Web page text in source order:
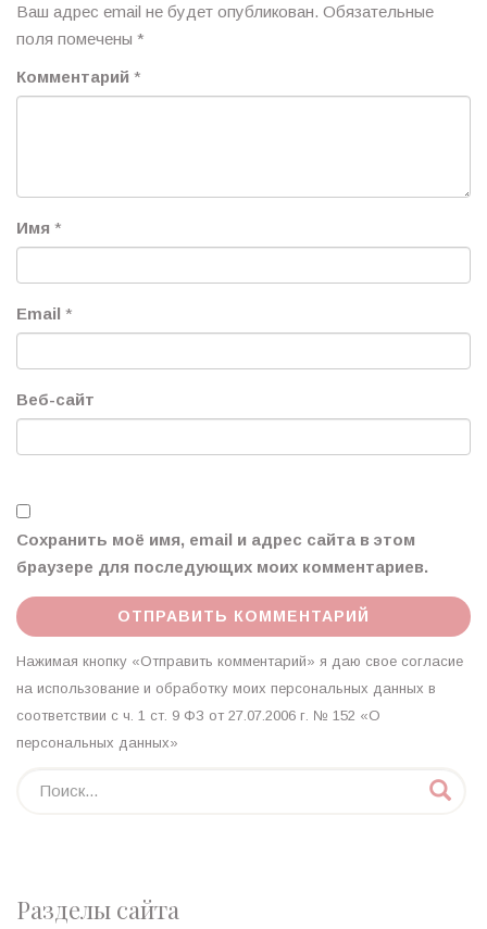
Ваш адрес email не будет опубликован. Обязательные
поля помечены *
Комментарий *
Имя *
Email *
Веб-сайт
Сохранить моё имя, email и адрес сайта в этом
браузере для последующих моих комментариев.
Нажимая кнопку «Отправить комментарий» я даю свое согласие
на использование и обработку моих персональных данных в
соответствии с ч. 1 ст. 9 ФЗ от 27.07.2006 г. № 152 «О
персональных данных»
Разделы сайта